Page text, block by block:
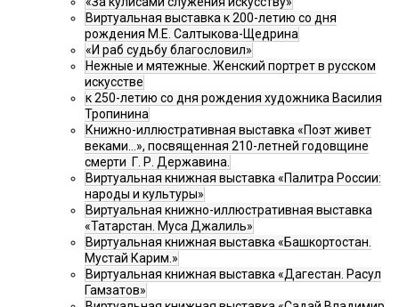
Виртуальная выставка к 200-летию со дня
рождения М.Е. Салтыкова-Щедрина
«И раб судьбу благословил»
Нежные и мятежные. Женский портрет в русском
искусстве
к 250-летию со дня рождения художника Василия
Тропинина
Книжно-иллюстративная выставка «Поэт живет
веками…», посвященная 210-летней годовщине
смерти Г. Р. Державина.
Виртуальная книжная выставка «Палитра России:
народы и культуры»
Виртуальная книжно-иллюстративная выставка
«Татарстан. Муса Джалиль»
Виртуальная книжная выставка «Башкортостан.
Мустай Карим.»
Виртуальная книжная выставка «Дагестан. Расул
Гамзатов»